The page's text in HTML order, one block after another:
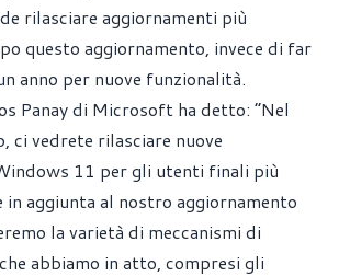
rilasciare aggiornamenti più
questo aggiornamento, invece di far
anno per nuove funzionalità.
Panay di Microsoft ha detto: “Nel
ci vedrete rilasciare nuove
11 per gli utenti finali più
aggiunta al nostro aggiornamento
la varietà di meccanismi di
abbiamo in atto, compresi gli